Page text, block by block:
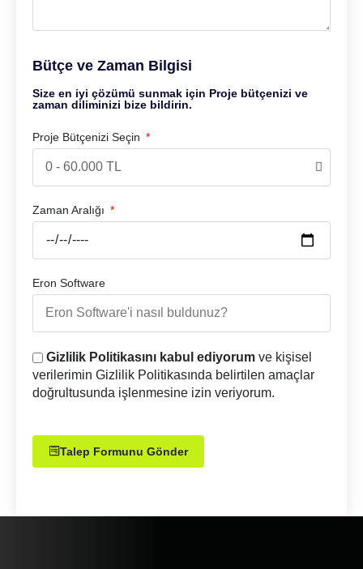
Bütçe ve Zaman Bilgisi
Size en iyi çözümü sunmak için Proje bütçenizi ve
zaman diliminizi bize bildirin.
Proje Bütçenizi Seçin
Zaman Aralığı
Eron Software
Gizlilik Politikasını kabul ediyorum ve kişisel
verilerimin Gizlilik Politikasında belirtilen amaçlar
doğrultusunda işlenmesine izin veriyorum.
Talep Formunu Gönder